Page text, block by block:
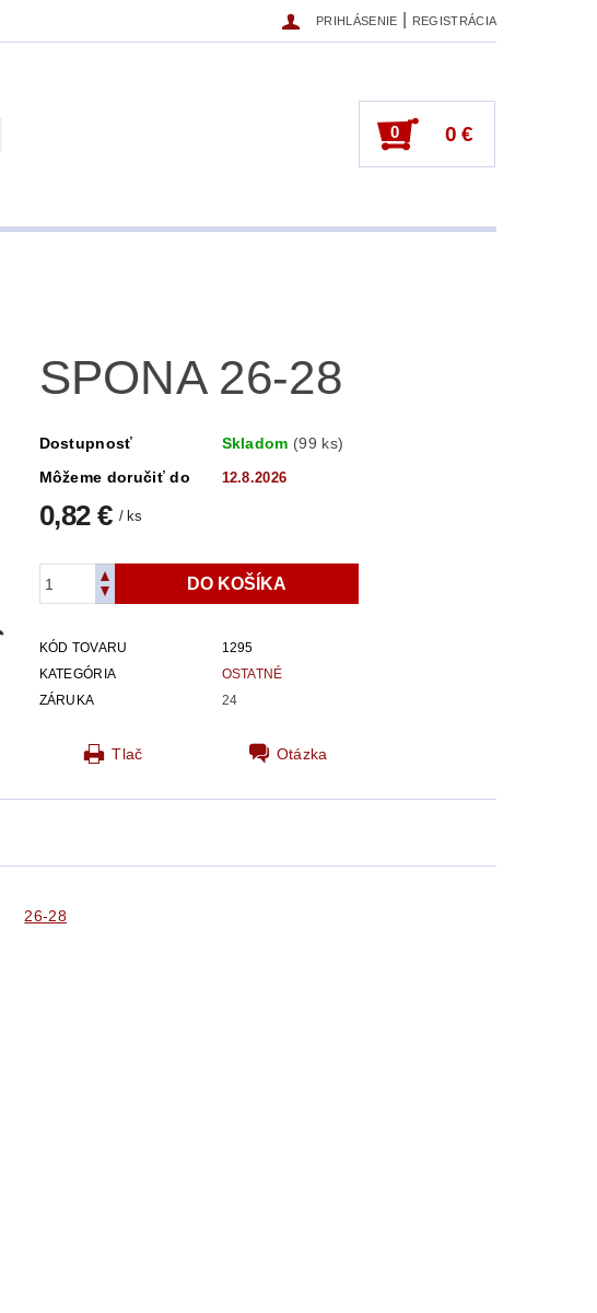
PRIHLÁSENIE REGISTRÁCIA
0 0 €
SPONA 26-28
Dostupnosť Skladom (99 ks)
Môžeme doručiť do
12.8.2026
0,82 €/ ks
KÓD TOVARU
1295
KATEGÓRIA
OSTATNÉ
ZÁRUKA
24
Tlač Otázka
26-28